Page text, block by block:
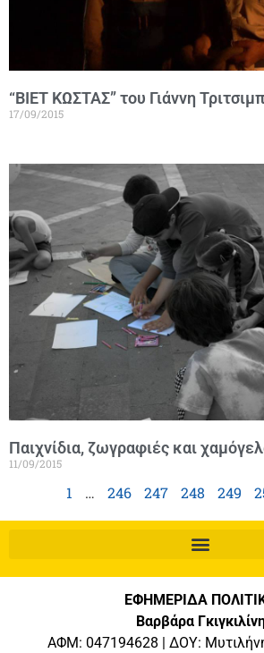
“BIET ΚΩΣΤΑΣ” του Γιάννη
17/09/2015
Παιχνίδια, ζωγραφιές και
11/09/2015
1 … 246 247 248 249
ΕΦΗΜΕΡΙΔΑ
Βαρβάρα
ΑΦΜ: 047194628 | ΔΟΥ: